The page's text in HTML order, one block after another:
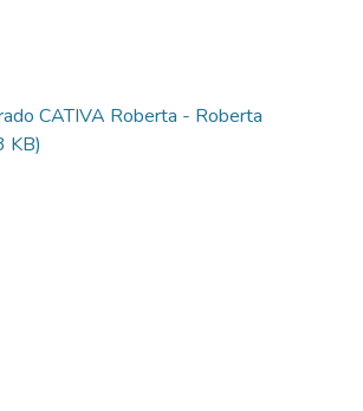
CATIVA Roberta - Roberta
KB)